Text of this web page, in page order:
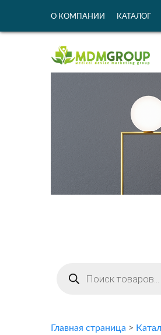
О КОМПАНИИ КАТАЛОГ
товаров
Главная страница >